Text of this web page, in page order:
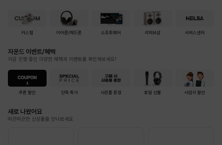
커스텀 이어폰/헤드폰 소프트웨어 리퍼브샵 서비스센터
자운드 이벤트/혜택
지금 진행 중인 다양한 혜택과 이벤트를 확인해보세요!
쿠폰 할인 단독 특가 사은품 증정 휴일 선물 사업자 할인
새로 나왔어요
따끈따끈한 신상품을 만나보세요